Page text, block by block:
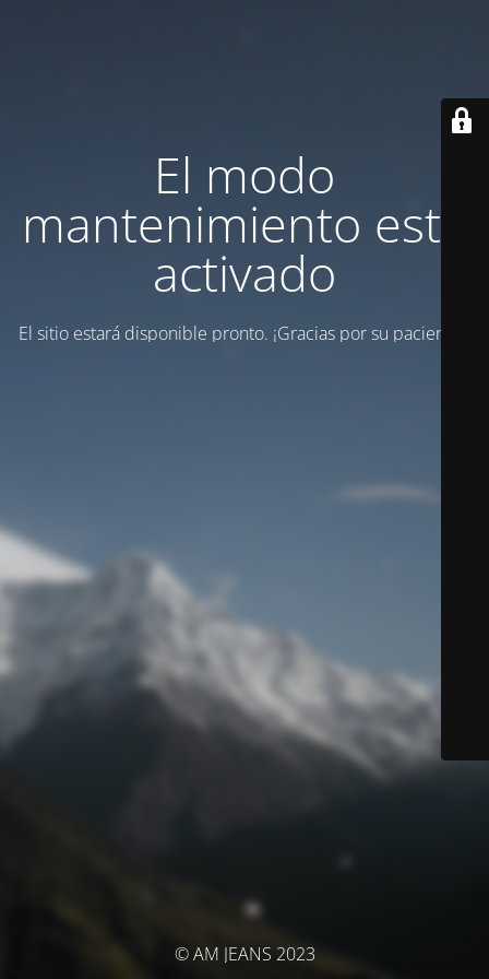
El modo
mantenimiento está
activado
El sitio estará disponible pronto. ¡Gracias por su paciencia!
© AM JEANS 2023